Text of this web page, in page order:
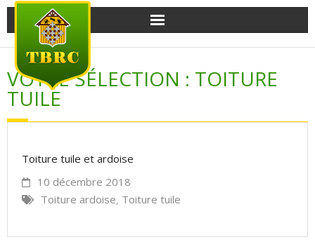
Traitement des bois
Traitement des murs
Charpente
Aménagement
Couverture
VOTRE SÉLECTION : TOITURE
TUILE
Toiture tuile et ardoise
10 décembre 2018
Toiture ardoise, Toiture tuile